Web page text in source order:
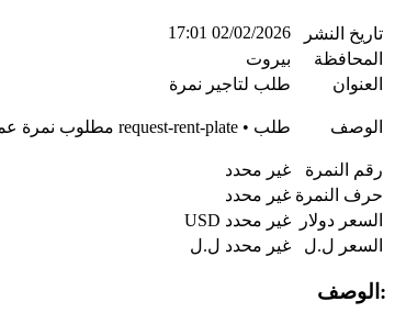
تاريخ النشر
02/02/2026 17:01
المحافظة
بيروت
العنوان
طلب لتاجير نمرة
الوصف طلب • request-rent-plate مطلوب نمرة عمومي للايجار 76328818
رقم النمرة
غير محدد
حرف النمرة غير محدد
السعر دولار
غير محدد USD
السعر ل.ل
غير محدد ل.ل
:الوصف